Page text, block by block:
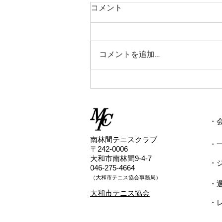
2026/7/2(木)9:00中上級クラ
ラスのレッスンは雨天中止といた
します。
コメント
コメントを追加…
​南林間テニスクラブ
〒242-0006
大和市南林間9-4-7
046-275-4664
（​大和市テニス協会事務局）
・
・
・
・
​大和市テニス協会
・